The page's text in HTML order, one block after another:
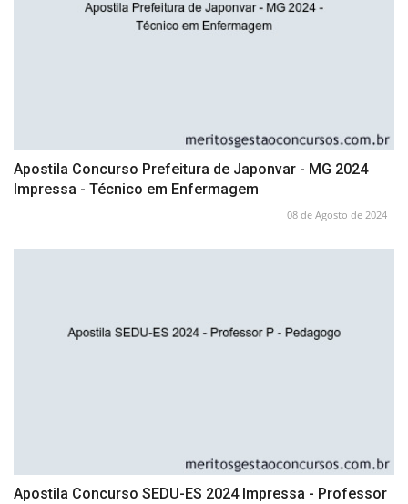
Apostila Concurso Prefeitura de Japonvar - MG 2024
Impressa - Técnico em Enfermagem
08 de Agosto de 2024
Apostila Concurso SEDU-ES 2024 Impressa - Professor